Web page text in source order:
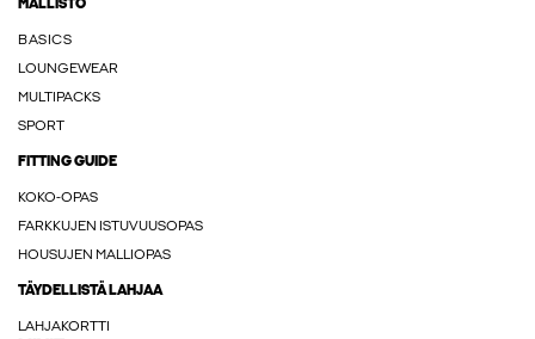
MALLISTO
BASICS
LOUNGEWEAR
MULTIPACKS
SPORT
FITTING GUIDE
KOKO-OPAS
FARKKUJEN ISTUVUUSOPAS
HOUSUJEN MALLIOPAS
TÄYDELLISTÄ LAHJAA
LAHJAKORTTI